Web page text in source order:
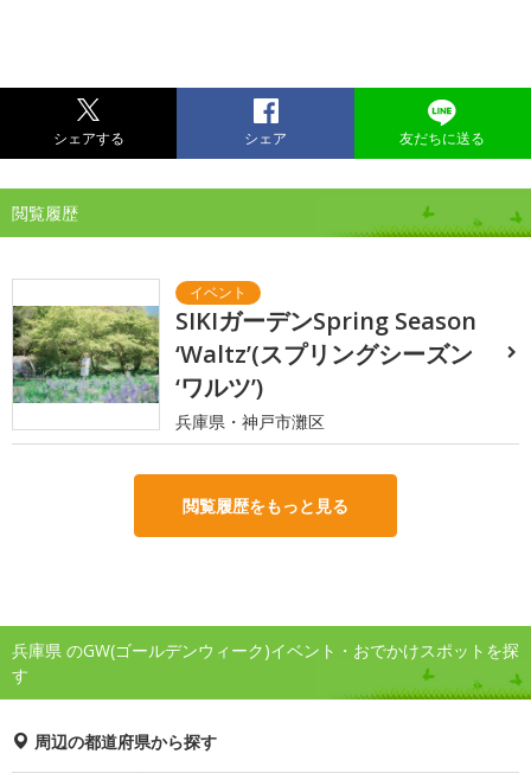
シェアする シェア 友だちに送る
閲覧履歴
SIKIガーデンSpring Season
‘Waltz’(スプリングシーズン
‘ワルツ’)
兵庫県・神戸市灘区
閲覧履歴をもっと見る
兵庫県 のGW(ゴールデンウィーク)イベント・おでかけスポットを探
す
周辺の都道府県から探す